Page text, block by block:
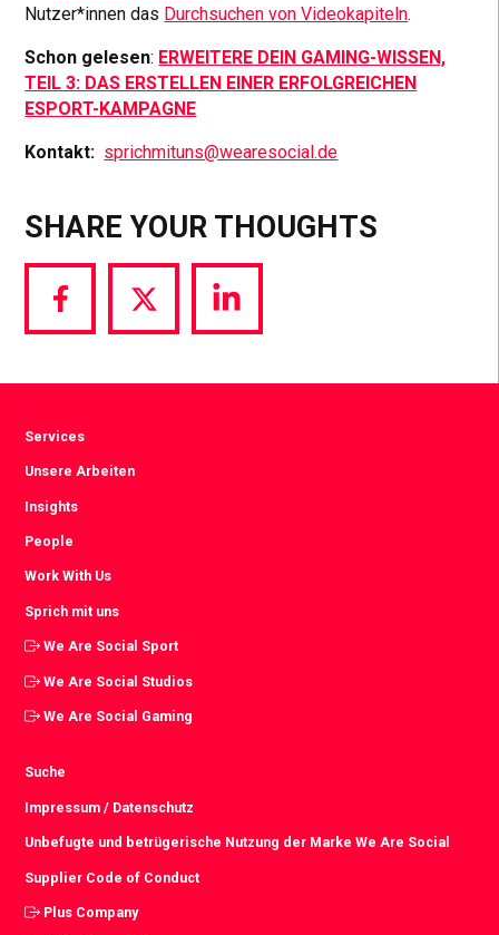
Nutzer*innen das Durchsuchen von Videokapiteln.
Schon gelesen: ERWEITERE DEIN GAMING-WISSEN,
TEIL 3: DAS ERSTELLEN EINER ERFOLGREICHEN
ESPORT-KAMPAGNE
Kontakt: sprichmituns@wearesocial.de
SHARE YOUR THOUGHTS
Share
via
Share
via
Share
via
Services
Unsere Arbeiten
Insights
People
Work With Us
Sprich mit uns
We Are Social Sport
We Are Social Studios
We Are Social Gaming
Suche
Impressum / Datenschutz
Unbefugte und betrügerische Nutzung der Marke We Are Social
Supplier Code of Conduct
Plus Company